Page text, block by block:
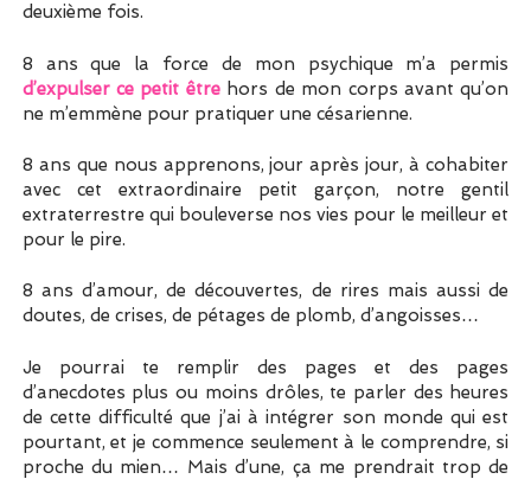
deuxième fois.
8 ans que la force de mon psychique m’a permis
d’expulser ce petit êtrehors de mon corps avant qu’on
ne m’emmène pour pratiquer une césarienne.
8 ans que nous apprenons, jour après jour, à cohabiter
avec cet extraordinaire petit garçon, notre gentil
extraterrestre qui bouleverse nos vies pour le meilleur et
pour le pire.
8 ans d’amour, de découvertes, de rires mais aussi de
doutes, de crises, de pétages de plomb, d’angoisses…
Je pourrai te remplir des pages et des pages
d’anecdotes plus ou moins drôles, te parler des heures
de cette difficulté que j’ai à intégrer son monde qui est
pourtant, et je commence seulement à le comprendre, si
proche du mien… Mais d’une, ça me prendrait trop de